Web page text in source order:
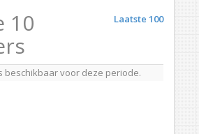
Laatste 100
10
beschikbaar voor deze periode.